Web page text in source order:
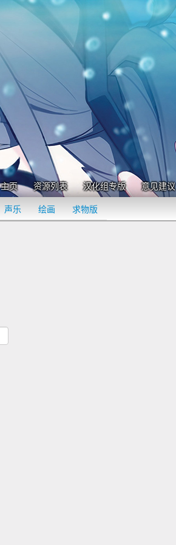
主页 资源列表 汉化组专版 意见建议
声乐 绘画 求物版